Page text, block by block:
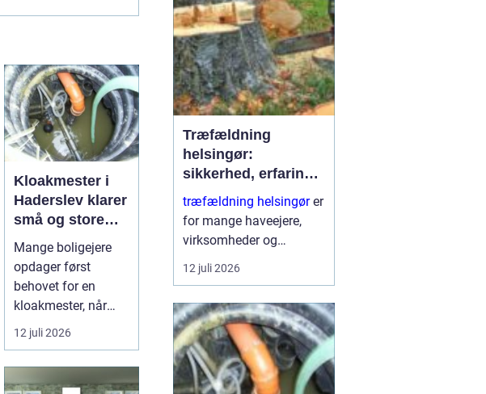
Kloakmester i
Haderslev klarer
små og store
akutte opgaver
Mange boligejere
opdager først
behovet for en
kloakmester, når
uheldet er ude.
Vand i k...
12 juli 2026
samarbejdspartner til nyt
tag, vindue...
Træfældning
helsingør:
sikkerhed, erfaring
og gode løsninger i
nordsjælland
træfældning helsingører
for mange haveejere,
virksomheder og
grundejerforeninger et
nødvendigt skridt for at
sikre og pæne. Når et
træ bliver for højt, sygt
e...
12 juli 2026